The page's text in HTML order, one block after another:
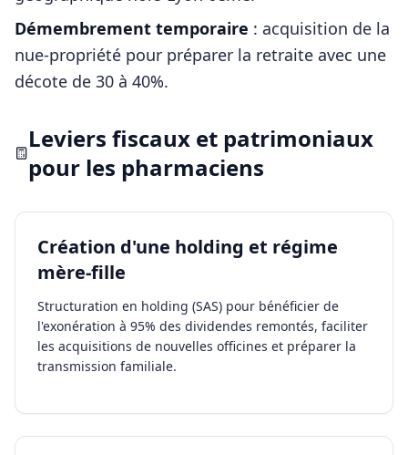
Démembrement temporaire : acquisition de la
nue-propriété pour préparer la retraite avec une
décote de 30 à 40%.
Leviers fiscaux et patrimoniaux
pour les pharmaciens
Création d'une holding et régime
mère-fille
Structuration en holding (SAS) pour bénéficier de
l'exonération à 95% des dividendes remontés, faciliter
les acquisitions de nouvelles officines et préparer la
transmission familiale.